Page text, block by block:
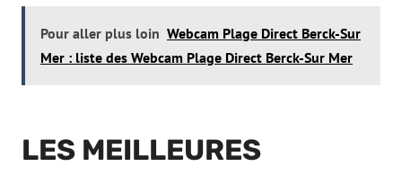
Pour aller plus loin Webcam Plage Direct Berck-Sur
Mer : liste des Webcam Plage Direct Berck-Sur Mer
LES MEILLEURES